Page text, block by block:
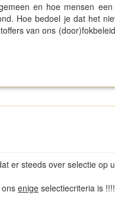
en hoe mensen
Hoe bedoel je dat het
van ons
er steeds over selectie op
enige selectiecriteria is